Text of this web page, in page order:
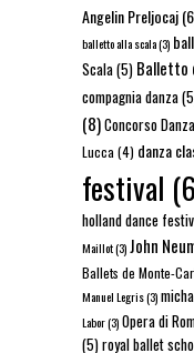
Angelin Preljocaj
balletto alla scala(3)
Scala(5) Balletto
compagnia danza
(8)Concorso Danza
Lucca (4) danza
festival
holland dance
Maillot(3)John
Ballets de Monte-
Manuel Legris(3)
Labor(3)Opera di
(5)royal ballet